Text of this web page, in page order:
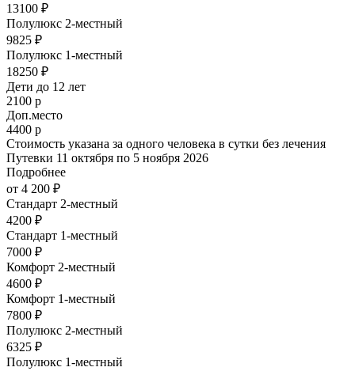
13100 ₽
Полулюкс 2-местный
9825 ₽
Полулюкс 1-местный
18250 ₽
Дети до 12 лет
2100 р
Доп.место
4400 р
Стоимость указана за одного человека в сутки без лечения
Путевки 11 октября по 5 ноября 2026
Подробнее
от 4 200 ₽
Стандарт 2-местный
4200 ₽
Стандарт 1-местный
7000 ₽
Комфорт 2-местный
4600 ₽
Комфорт 1-местный
7800 ₽
Полулюкс 2-местный
6325 ₽
Полулюкс 1-местный